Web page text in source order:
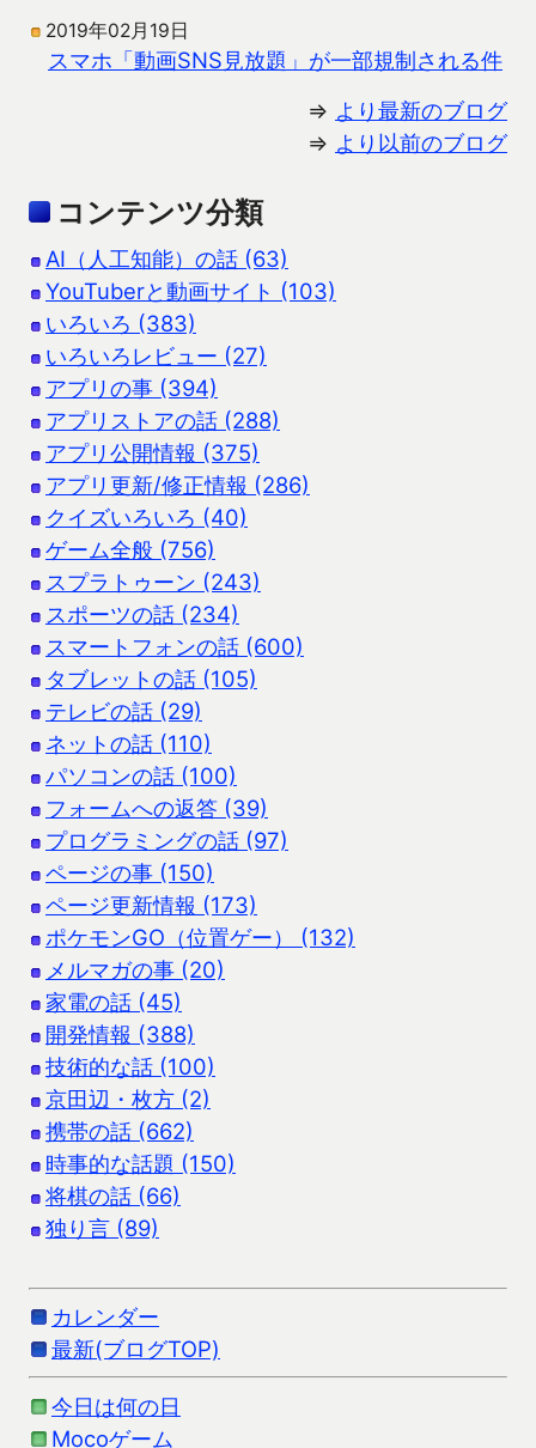
2019年02月19日
スマホ「動画SNS見放題」が一部規制される件
⇒ より最新のブログ
⇒ より以前のブログ
コンテンツ分類
AI（人工知能）の話 (63)
YouTuberと動画サイト (103)
いろいろ (383)
いろいろレビュー (27)
アプリの事 (394)
アプリストアの話 (288)
アプリ公開情報 (375)
アプリ更新/修正情報 (286)
クイズいろいろ (40)
ゲーム全般 (756)
スプラトゥーン (243)
スポーツの話 (234)
スマートフォンの話 (600)
タブレットの話 (105)
テレビの話 (29)
ネットの話 (110)
パソコンの話 (100)
フォームへの返答 (39)
プログラミングの話 (97)
ページの事 (150)
ページ更新情報 (173)
ポケモンGO（位置ゲー） (132)
メルマガの事 (20)
家電の話 (45)
開発情報 (388)
技術的な話 (100)
京田辺・枚方 (2)
携帯の話 (662)
時事的な話題 (150)
将棋の話 (66)
独り言 (89)
カレンダー
最新(ブログTOP)
今日は何の日
Mocoゲーム